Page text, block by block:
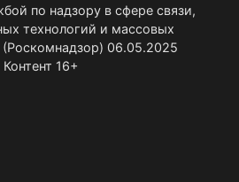
по надзору в сфере связи,
технологий и массовых
06.05.2025
Контент 16+